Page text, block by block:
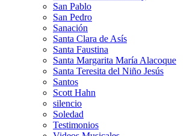
San Pablo
San Pedro
Sanación
Santa Clara de Asís
Santa Faustina
Santa Margarita María Alacoque
Santa Teresita del Niño Jesús
Santos
Scott Hahn
silencio
Soledad
Testimonios